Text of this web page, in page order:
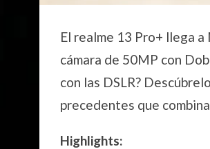
El realme 13 Pro+ llega
cámara de 50MP con
con las DSLR?
precedentes que
Highlights: